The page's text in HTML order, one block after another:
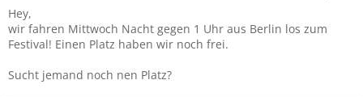
Hey,
wir fahren Mittwoch Nacht gegen 1 Uhr aus Berlin los zum
Festival! Einen Platz haben wir noch frei.
Sucht jemand noch nen Platz?